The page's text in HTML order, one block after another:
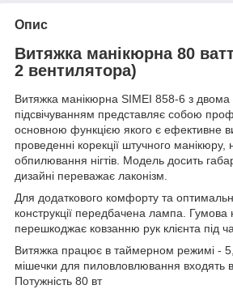
Опис
Витяжка манікюрна 80
2 вентилятора)
Витяжка манікюрна SIMEI 858-6 з двома
підсвічуванням представляє собою
основною функцією якого є ефективне
проведенні корекції штучного
обпилювання нігтів. Модель досить
дизайні переважає лаконізм.
Для додаткового комфорту та
конструкції передбачена лампа. Гумова
перешкоджає ковзанню рук клієнта під
Витяжка працює в таймерном режимі -
мішечки для пиловловлювання входять
Потужність 80 вт